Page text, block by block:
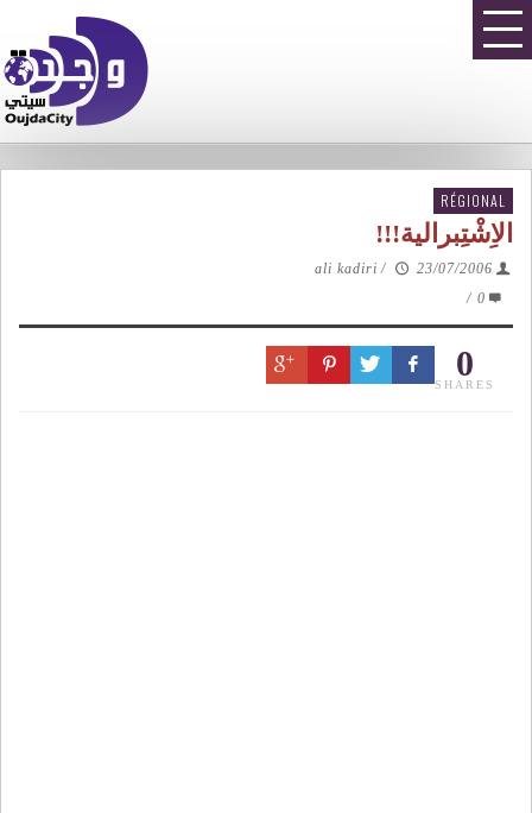
RÉGIONAL
الاِشْتِبرالية!!!
ali kadiri /
23/07/2006
0
/
0
SHARES